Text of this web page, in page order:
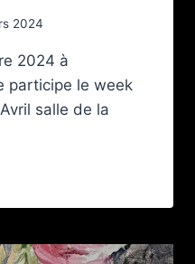
2024
2024 à
participe le week
salle de la